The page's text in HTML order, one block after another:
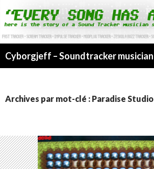
Cyborgjeff – Soundtracker musician
Archives par mot-clé : Paradise Studio